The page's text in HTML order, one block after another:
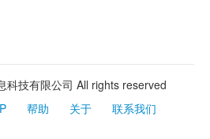
技有限公司 All rights reserved
帮助 关于
联系我们